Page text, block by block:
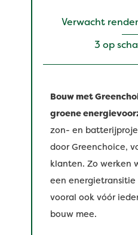
Verwacht
3 op
Bouw met
groene
zon- en
door Greenchoice,
klanten. Zo werken
een
vooral ook vóór
bouw mee.